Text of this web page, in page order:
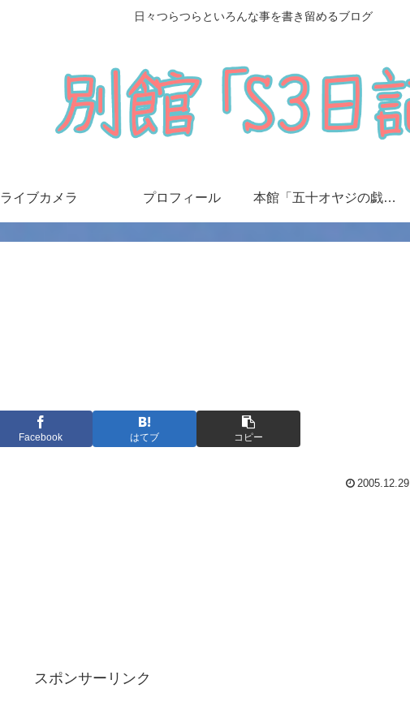
日々つらつらといろんな事を書き留めるブログ
ライブカメラ プロフィール 本館「五十オヤジの戯言日記」
Facebook はてブ コピー
2005.12.29
スポンサーリンク